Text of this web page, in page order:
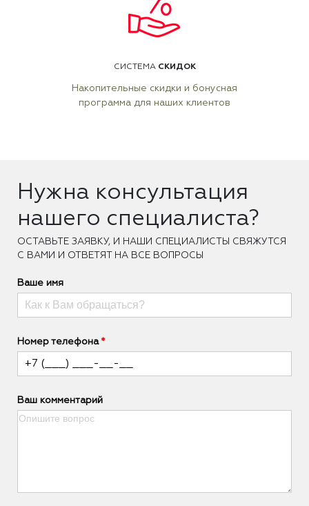
СИСТЕМА СКИДОК
Накопительные скидки и бонусная
программа для наших клиентов
Нужна консультация
нашего специалиста?
ОCТАВЬТЕ ЗАЯВКУ, И НАШИ СПЕЦИАЛИСТЫ СВЯЖУТСЯ
С ВАМИ И ОТВЕТЯТ НА ВСЕ ВОПРОСЫ
Ваше имя
Номер телефона
Ваш комментарий